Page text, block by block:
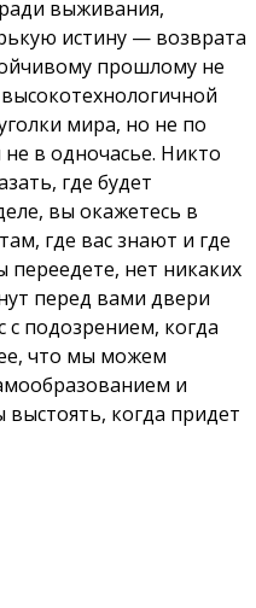
выживания,
истину — возврата
прошлому не
мира, но не по
в одночасье. Никто
где будет
вы окажетесь в
где вас знают и где
переедете, нет никаких
перед вами двери
с подозрением, когда
что мы можем
и
выстоять, когда придет